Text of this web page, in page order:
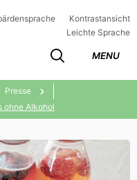
Kontrastansicht
Leichte Sprache
MENU
Presse
ohne Alkohol